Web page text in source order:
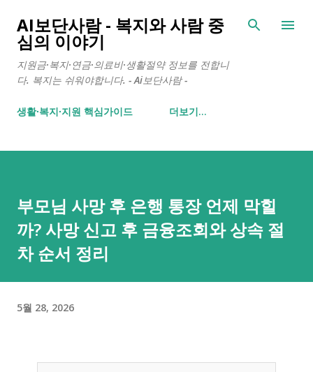
기본 콘텐츠로 건너뛰기
AI보단사람 - 복지와 사람 중
심의 이야기
지원금·복지·연금·의료비·생활절약 정보를 전합니
다. 복지는 쉬워야합니다. - Ai보단사람 -
생활∙복지∙지원 핵심가이드 더보기…
부모님 사망 후 은행 통장 언제 막힐
까? 사망 신고 후 금융조회와 상속 절
차 순서 정리
5월 28, 2026